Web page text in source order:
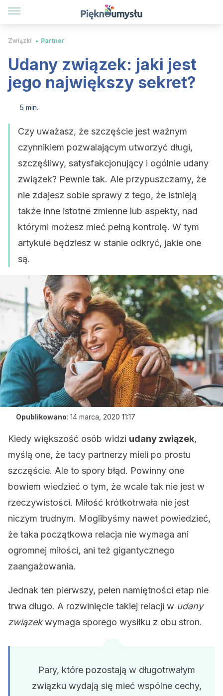
Związki Partner
Udany związek: jaki jest
jego największy sekret?
5 min.
Czy uważasz, że szczęście jest ważnym
czynnikiem pozwalającym utworzyć długi,
szczęśliwy, satysfakcjonujący i ogólnie udany
związek? Pewnie tak. Ale przypuszczamy, że
nie zdajesz sobie sprawy z tego, że istnieją
także inne istotne zmienne lub aspekty, nad
którymi możesz mieć pełną kontrolę. W tym
artykule będziesz w stanie odkryć, jakie one
są.
Opublikowano: 14 marca, 2020 11:17
Kiedy większość osób widzi udany związek,
myślą one, że tacy partnerzy mieli po prostu
szczęście. Ale to spory błąd. Powinny one
bowiem wiedzieć o tym, że wcale tak nie jest w
rzeczywistości. Miłość krótkotrwała nie jest
niczym trudnym. Moglibyśmy nawet powiedzieć,
że taka początkowa relacja nie wymaga ani
ogromnej miłości, ani też gigantycznego
zaangażowania.
Jednak ten pierwszy, pełen namiętności etap nie
trwa długo. A rozwinięcie takiej relacji w udany
związekwymaga sporego wysiłku z obu stron.
Pary, które pozostają w długotrwałym
związku wydają się mieć wspólne cechy,